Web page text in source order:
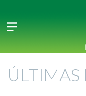
ÚLTIMAS